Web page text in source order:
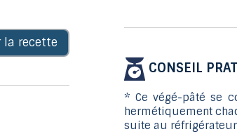
la recette
CONSEIL
* Ce végé-pâté se
hermétiquement
suite au